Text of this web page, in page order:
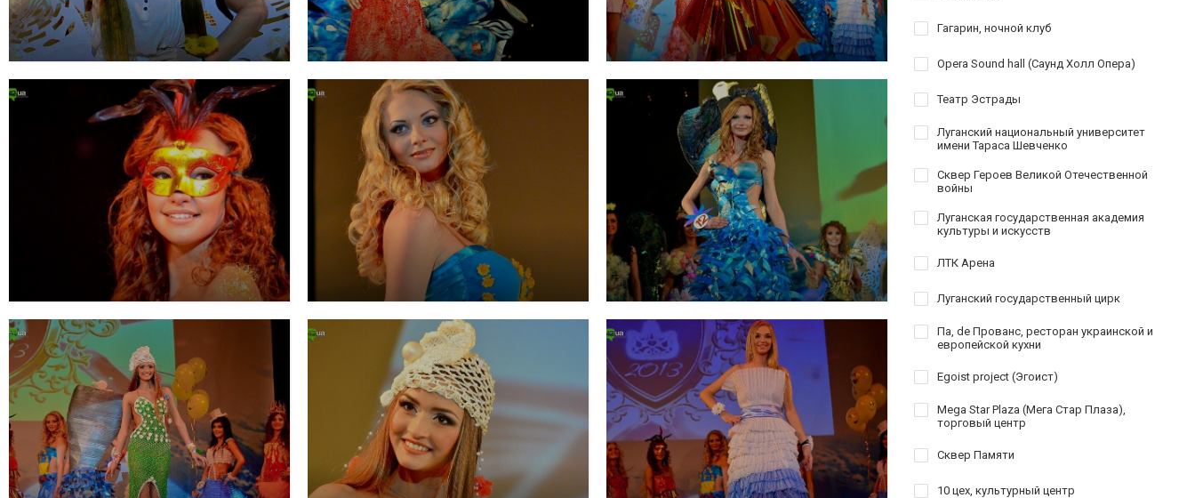
Гагарин, ночной клуб
Opera Sound hall (Саунд Холл Опера)
Театр Эстрады
Луганский национальный университет
имени Тараса Шевченко
Сквер Героев Великой Отечественной
войны
Луганская государственная академия
культуры и искусств
ЛТК Арена
Луганский государственный цирк
Па, de Прованс, ресторан украинской и
европейской кухни
Egoist project (Эгоист)
Mega Star Plaza (Мега Стар Плаза),
торговый центр
Сквер Памяти
10 цех, культурный центр